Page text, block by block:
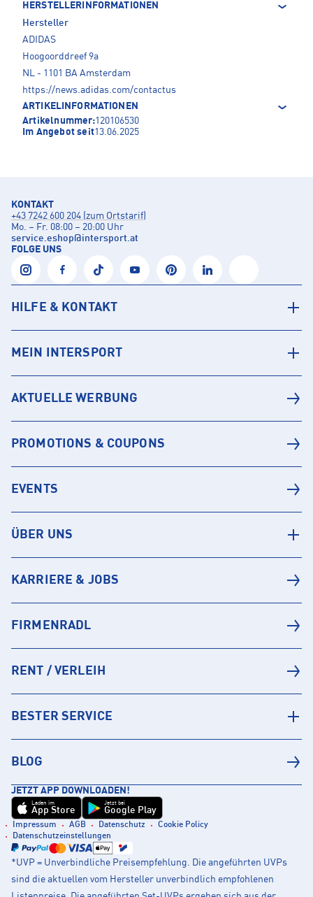
HERSTELLERINFORMATIONEN
Hersteller
ADIDAS
Hoogoorddreef 9a
NL - 1101 BA Amsterdam
https://news.adidas.com/contactus
ARTIKELINFORMATIONEN
Artikelnummer:120106530
Im Angebot seit13.06.2025
KONTAKT
+43 7242 600 204 (zum Ortstarif)
Mo. – Fr. 08:00 – 20:00 Uhr
service.eshop@intersport.at
FOLGE UNS
HILFE & KONTAKT
MEIN INTERSPORT
AKTUELLE WERBUNG
PROMOTIONS & COUPONS
EVENTS
ÜBER UNS
KARRIERE & JOBS
FIRMENRADL
RENT / VERLEIH
BESTER SERVICE
BLOG
JETZT APP DOWNLOADEN!
Laden im
App Store
Jetzt bei
Google Play
Impressum AGB Datenschutz
Cookie Policy
Datenschutzeinstellungen
*UVP = Unverbindliche Preisempfehlung. Die angeführten UVPs
sind die aktuellen vom Hersteller unverbindlich empfohlenen